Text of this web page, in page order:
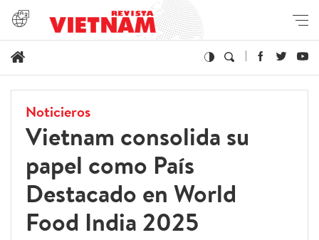
Noticieros
Vietnam consolida su
papel como País
Destacado en World
Food India 2025